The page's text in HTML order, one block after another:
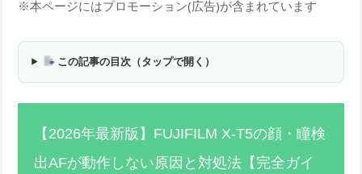
※本ページにはプロモーション(広告)が含まれています
この記事の目次（タップで開く）
【2026年最新版】FUJIFILM X-T5の顔・瞳検
出AFが動作しない原因と対処法【完全ガイ